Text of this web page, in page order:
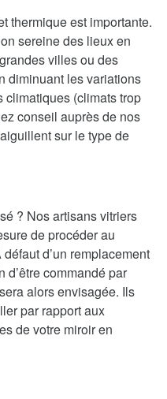
thermique est importante.
sereine des lieux en
villes ou des
diminuant les variations
(climats trop
conseil auprès de nos
sur le type de
? Nos artisans vitriers
de procéder au
d’un remplacement
d’être commandé par
alors envisagée. Ils
par rapport aux
de votre miroir en